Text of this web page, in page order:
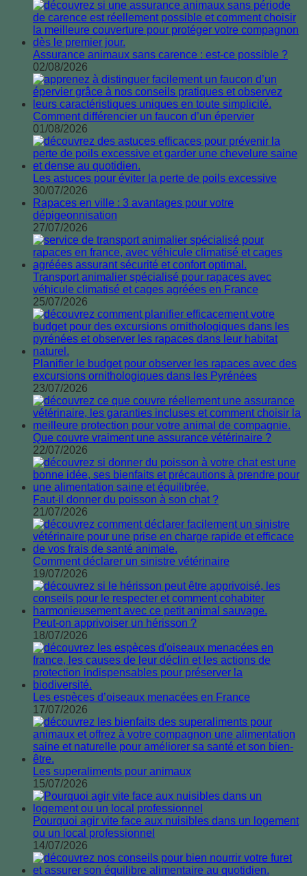
Assurance animaux sans carence : est-ce possible ?
02/08/2026
Comment différencier un faucon d’un épervier
01/08/2026
Les astuces pour éviter la perte de poils excessive
30/07/2026
Rapaces en ville : 3 avantages pour votre
dépigeonnisation
27/07/2026
Transport animalier spécialisé pour rapaces avec
véhicule climatisé et cages agréées en France
25/07/2026
Planifier le budget pour observer les rapaces avec des
excursions ornithologiques dans les Pyrénées
23/07/2026
Que couvre vraiment une assurance vétérinaire ?
22/07/2026
Faut-il donner du poisson à son chat ?
21/07/2026
Comment déclarer un sinistre vétérinaire
19/07/2026
Peut-on apprivoiser un hérisson ?
18/07/2026
Les espèces d’oiseaux menacées en France
17/07/2026
Les superaliments pour animaux
15/07/2026
Pourquoi agir vite face aux nuisibles dans un logement
ou un local professionnel
14/07/2026